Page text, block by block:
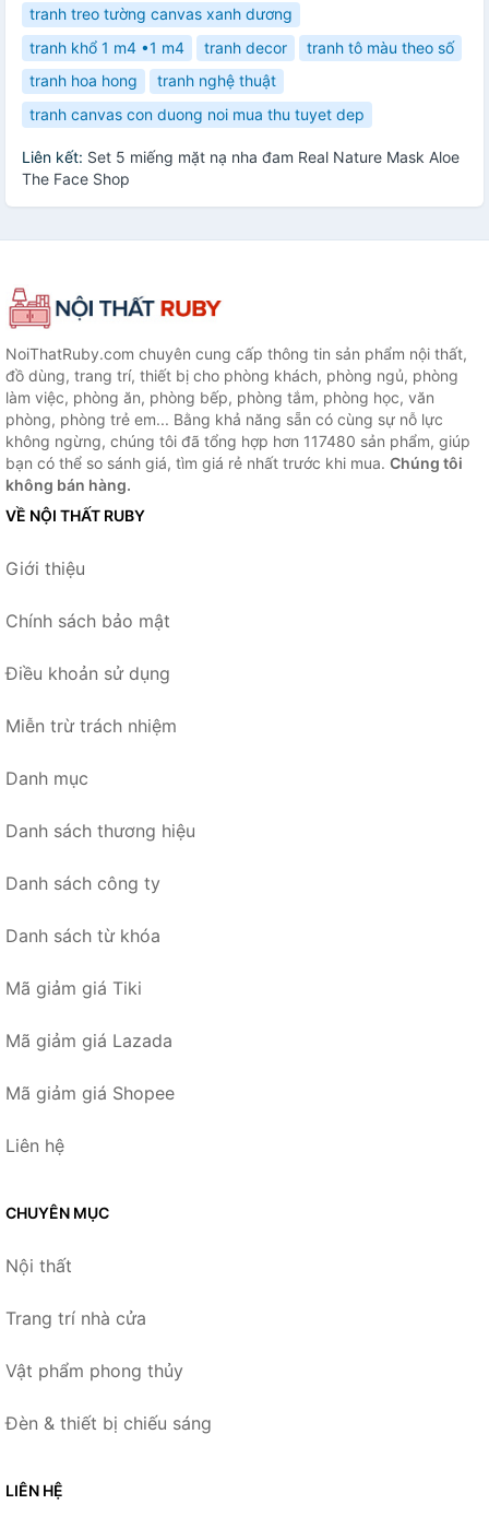
tranh treo tường canvas xanh dương
tranh khổ 1 m4 •1 m4
tranh decor
tranh tô màu theo số
tranh hoa hong
tranh nghệ thuật
tranh canvas con duong noi mua thu tuyet dep
Liên kết: Set 5 miếng mặt nạ nha đam Real Nature Mask Aloe
The Face Shop
NoiThatRuby.com chuyên cung cấp thông tin sản phẩm nội thất,
đồ dùng, trang trí, thiết bị cho phòng khách, phòng ngủ, phòng
làm việc, phòng ăn, phòng bếp, phòng tắm, phòng học, văn
phòng, phòng trẻ em... Bằng khả năng sẵn có cùng sự nỗ lực
không ngừng, chúng tôi đã tổng hợp hơn 117480 sản phẩm, giúp
bạn có thể so sánh giá, tìm giá rẻ nhất trước khi mua. Chúng tôi
không bán hàng.
VỀ NỘI THẤT RUBY
Giới thiệu
Chính sách bảo mật
Điều khoản sử dụng
Miễn trừ trách nhiệm
Danh mục
Danh sách thương hiệu
Danh sách công ty
Danh sách từ khóa
Mã giảm giá Tiki
Mã giảm giá Lazada
Mã giảm giá Shopee
Liên hệ
CHUYÊN MỤC
Nội thất
Trang trí nhà cửa
Vật phẩm phong thủy
Đèn & thiết bị chiếu sáng
LIÊN HỆ